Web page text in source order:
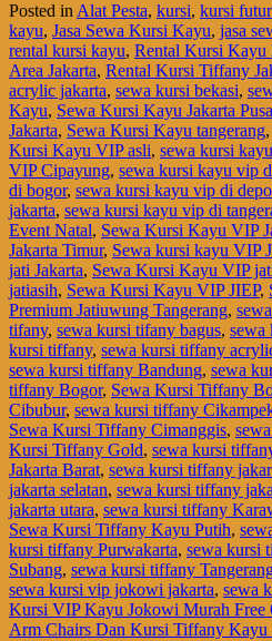
Posted in Alat Pesta, kursi, kursi
kayu, Jasa Sewa Kursi Kayu, jasa
rental kursi kayu, Rental Kursi Kayu
Area Jakarta, Rental Kursi Tiffany
acrylic jakarta, sewa kursi bekasi,
Kayu, Sewa Kursi Kayu Jakarta
Jakarta, Sewa Kursi Kayu tangerang,
Kursi Kayu VIP asli, sewa kursi
VIP Cipayung, sewa kursi kayu vip
di bogor, sewa kursi kayu vip di
jakarta, sewa kursi kayu vip di
Event Natal, Sewa Kursi Kayu VIP
Jakarta Timur, Sewa kursi kayu VIP
jati Jakarta, Sewa Kursi Kayu VIP
jatiasih, Sewa Kursi Kayu VIP JIEP,
Premium Jatiuwung Tangerang,
tifany, sewa kursi tifany bagus, sewa
kursi tiffany, sewa kursi tiffany
sewa kursi tiffany Bandung, sewa
tiffany Bogor, Sewa Kursi Tiffany
Cibubur, sewa kursi tiffany
Sewa Kursi Tiffany Cimanggis,
Kursi Tiffany Gold, sewa kursi
Jakarta Barat, sewa kursi tiffany
jakarta selatan, sewa kursi tiffany
jakarta utara, sewa kursi tiffany
Sewa Kursi Tiffany Kayu Putih,
kursi tiffany Purwakarta, sewa kursi
Subang, sewa kursi tiffany
sewa kursi vip jokowi jakarta, sewa
Kursi VIP Kayu Jokowi Murah Free
Arm Chairs Dan Kursi Tiffany Kayu